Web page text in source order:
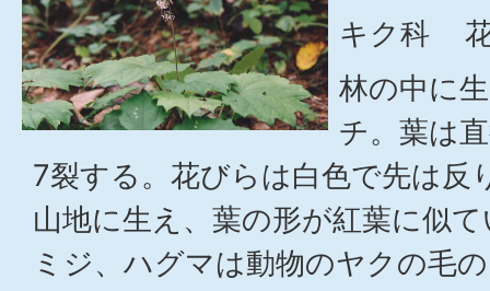
キク科 花
林の中に
チ。葉は
7裂する。花びらは白色で先は反
山地に生え、葉の形が紅葉に似
ミジ、ハグマは動物のヤクの毛